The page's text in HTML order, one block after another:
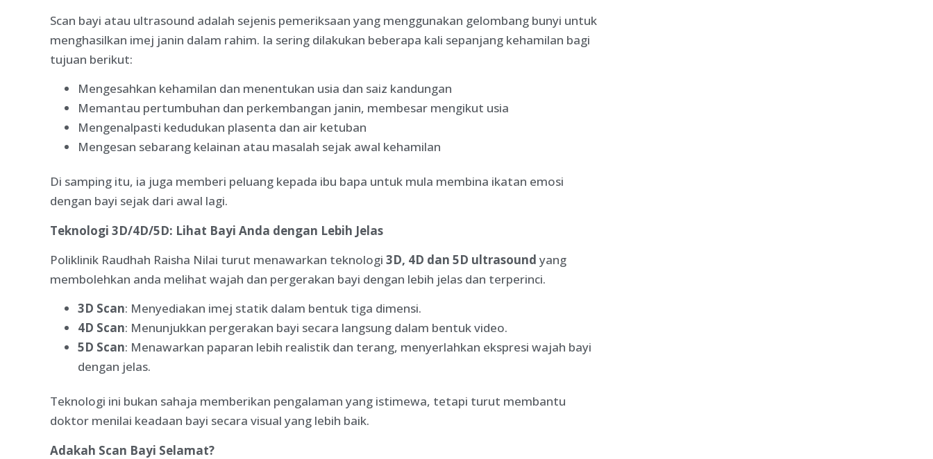
Scan bayi atau ultrasound adalah sejenis pemeriksaan yang menggunakan gelombang bunyi untuk
menghasilkan imej janin dalam rahim. Ia sering dilakukan beberapa kali sepanjang kehamilan bagi
tujuan berikut:
Mengesahkan kehamilan dan menentukan usia dan saiz kandungan
Memantau pertumbuhan dan perkembangan janin, membesar mengikut usia
Mengenalpasti kedudukan plasenta dan air ketuban
Mengesan sebarang kelainan atau masalah sejak awal kehamilan
Di samping itu, ia juga memberi peluang kepada ibu bapa untuk mula membina ikatan emosi
dengan bayi sejak dari awal lagi.
Teknologi 3D/4D/5D: Lihat Bayi Anda dengan Lebih Jelas
Poliklinik Raudhah Raisha Nilai turut menawarkan teknologi 3D, 4D dan 5D ultrasound yang
membolehkan anda melihat wajah dan pergerakan bayi dengan lebih jelas dan terperinci.
3D Scan: Menyediakan imej statik dalam bentuk tiga dimensi.
4D Scan: Menunjukkan pergerakan bayi secara langsung dalam bentuk video.
5D Scan: Menawarkan paparan lebih realistik dan terang, menyerlahkan ekspresi wajah bayi
dengan jelas.
Teknologi ini bukan sahaja memberikan pengalaman yang istimewa, tetapi turut membantu
doktor menilai keadaan bayi secara visual yang lebih baik.
Adakah Scan Bayi Selamat?